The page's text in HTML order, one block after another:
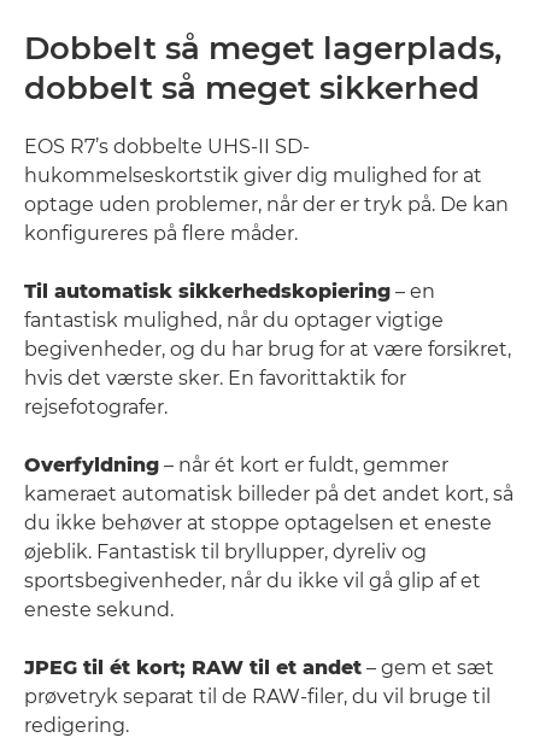
Dobbelt så meget lagerplads,
dobbelt så meget sikkerhed
EOS R7’s dobbelte UHS-II SD-
hukommelseskortstik giver dig mulighed for at
optage uden problemer, når der er tryk på. De kan
konfigureres på flere måder.
Til automatisk sikkerhedskopiering – en
fantastisk mulighed, når du optager vigtige
begivenheder, og du har brug for at være forsikret,
hvis det værste sker. En favorittaktik for
rejsefotografer.
Overfyldning – når ét kort er fuldt, gemmer
kameraet automatisk billeder på det andet kort, så
du ikke behøver at stoppe optagelsen et eneste
øjeblik. Fantastisk til bryllupper, dyreliv og
sportsbegivenheder, når du ikke vil gå glip af et
eneste sekund.
JPEG til ét kort; RAW til et andet – gem et sæt
prøvetryk separat til de RAW-filer, du vil bruge til
redigering.